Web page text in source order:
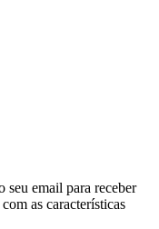
seu email para receber
as características